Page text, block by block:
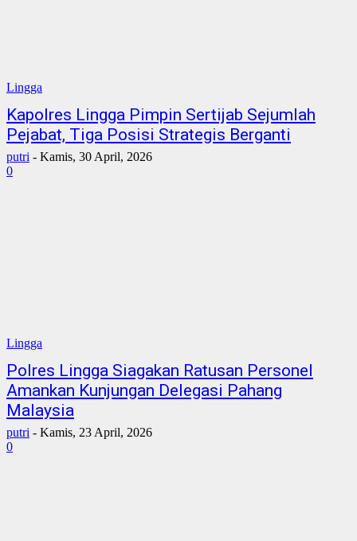
Lingga
Kapolres Lingga Pimpin Sertijab Sejumlah
Pejabat, Tiga Posisi Strategis Berganti
putri - Kamis, 30 April, 2026
0
Lingga
Polres Lingga Siagakan Ratusan Personel
Amankan Kunjungan Delegasi Pahang
Malaysia
putri - Kamis, 23 April, 2026
0